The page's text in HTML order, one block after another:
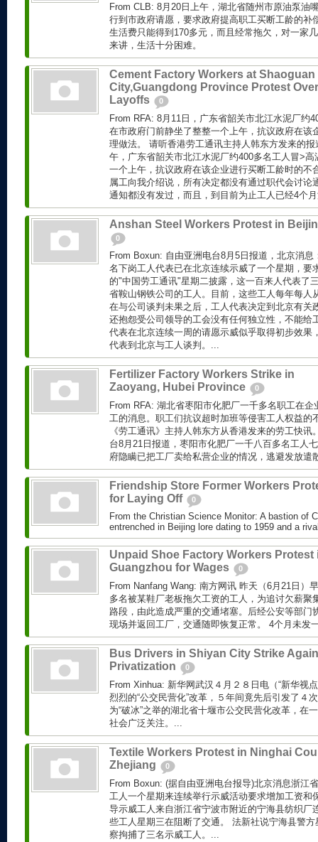
From CLB: 8月20日上午，湖北省随州市原油泵油
行到市政府请愿，要求政府提高职工买断工龄的补
生活费只能得到170多元，而且经常拖欠，对一家
来讲，生活十分困难。
Cement Factory Workers at Shaoguan
City,Guangdong Province Protest Over
Layoffs
0
From RFA: 8月11日，广东省韶关市北江水泥厂约
在市政府门前静坐了整整一个上午，抗议政府在该
理做法。 请听香港劳工通讯主持人韩东方发来的
午，广东省韶关市北江水泥厂约400多名工人冒>
一个上午，抗议政府在该企业进行买断工龄时的不
属工向我介绍说，所有决定都没有通过职代会讨论
通知都没有发过，而且，到目前为止工人已经4个
Anshan Steel Workers Protest in
0
From Boxun: 自由亚洲电台8月5日报道，北京消
名下岗工人代表已在北京连续示威了一个星期，要
的"中国劳工通讯"星期二披露，这一百来人代表了
省鞍山钢铁公司的工人。目前，这些工人每年每人
在与公司谈判未果之后，工人代表决定到北京有关
还抱怨受公司领导的工会没有任何独立性，不能给
代表在北京连续一周的请愿示威似乎取得初步效果
代表到北京与工人谈判。...
Fertilizer Factory Workers Strike in
Zaoyang, Hubei Province
0
From RFA: 湖北省枣阳市化肥厂一千多名职工在
工的消息。职工们抗议超时加班等侵害工人权益的
《劳工通讯》主持人韩东方从香港发来的劳工快
台8月21日报道，枣阳市化肥厂一千八百多名工人
府隐瞒已把工厂卖给私营企业的情况，逃避发放遣
Friendship Store Former Workers
for Laying Off
0
From the Christian Science Monitor: A bastion of
entrenched in Beijing lore dating to 1959 and a
Unpaid Shoe Factory Workers Protest
Guangzhou for Wages
0
From Nanfang Wang: 南方网讯 昨天（6月21日）
多名被某鞋厂老板拖欠工资的工人，为追讨欠薪聚
路段，由此造成严重的交通堵塞。后经公安等部门
现场并返回工厂，交通随即恢复正常。 4个月未发
Bus Drivers in Shiyan City Strike
Privatization
0
From Xinhua: 新华网武汉４月２８日电（“新华视
烈烈的“公交民营化”改革，５年间竟先后引发了４
为“破冰”之举的湖北省十堰市公交民营化改革，在
社会广泛关注。...
Textile Workers Protest in Ninghai
Zhejiang
0
From Boxun: (据自由亚洲电台报导)北京消息浙江
工人一个星期来连续举行示威活动要求增加工资和
导示威工人来自浙江省宁波市附近的宁海县纺织厂
些工人星期三在阻断了交通。 法新社说宁海县警
察拘捕了三名示威工人。...